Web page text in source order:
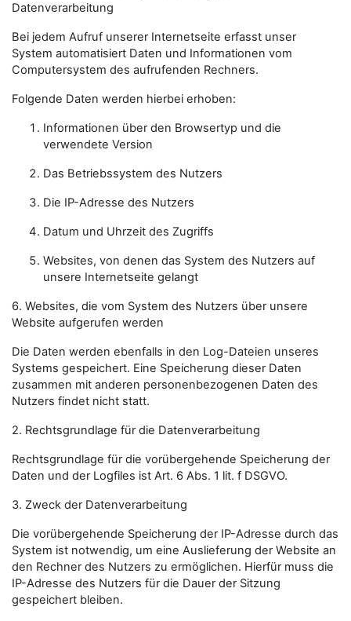
Datenverarbeitung
Bei jedem Aufruf unserer Internetseite erfasst unser
System automatisiert Daten und Informationen vom
Computersystem des aufrufenden Rechners.
Folgende Daten werden hierbei erhoben:
Informationen über den Browsertyp und die
verwendete Version
Das Betriebssystem des Nutzers
Die IP-Adresse des Nutzers
Datum und Uhrzeit des Zugriffs
Websites, von denen das System des Nutzers auf
unsere Internetseite gelangt
6. Websites, die vom System des Nutzers über unsere
Website aufgerufen werden
Die Daten werden ebenfalls in den Log-Dateien unseres
Systems gespeichert. Eine Speicherung dieser Daten
zusammen mit anderen personenbezogenen Daten des
Nutzers findet nicht statt.
2. Rechtsgrundlage für die Datenverarbeitung
Rechtsgrundlage für die vorübergehende Speicherung der
Daten und der Logfiles ist Art. 6 Abs. 1 lit. f DSGVO.
3. Zweck der Datenverarbeitung
Die vorübergehende Speicherung der IP-Adresse durch das
System ist notwendig, um eine Auslieferung der Website an
den Rechner des Nutzers zu ermöglichen. Hierfür muss die
IP-Adresse des Nutzers für die Dauer der Sitzung
gespeichert bleiben.